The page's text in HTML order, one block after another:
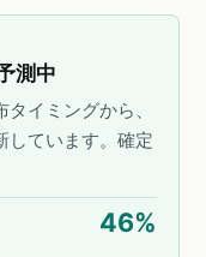
測中
イミングから、
しています。確定
46%